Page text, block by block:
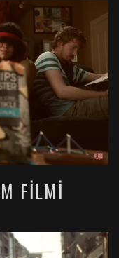
FILMI